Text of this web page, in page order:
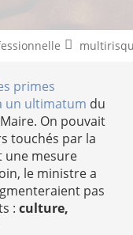
primes
un ultimatum du
On pouvait
touchés par la
une mesure
le ministre a
pas
: culture,